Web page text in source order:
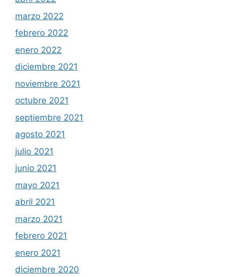
marzo 2022
febrero 2022
enero 2022
diciembre 2021
noviembre 2021
octubre 2021
septiembre 2021
agosto 2021
julio 2021
junio 2021
mayo 2021
abril 2021
marzo 2021
febrero 2021
enero 2021
diciembre 2020